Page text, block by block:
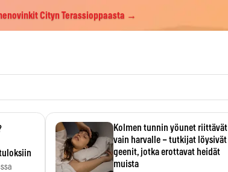
Cityn Terassioppaasta →
Kolmen tunnin yöunet riittävät
vain harvalle – tutkijat löysivät
geenit, jotka erottavat heidät
muista